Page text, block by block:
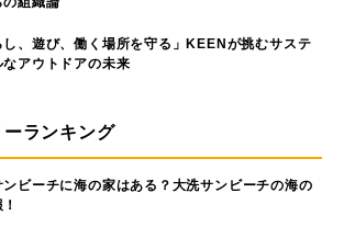
し、遊び、働く場所を守る」KEENが挑むサステ
なアウトドアの未来
ーランキング
ンビーチに海の家はある？大洗サンビーチの海の